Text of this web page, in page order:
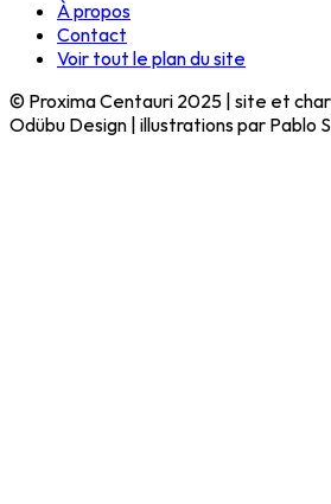
À propos
Contact
Voir tout le plan du site
© Proxima Centauri 2025 | site et
Odübu Design | illustrations par Pablo